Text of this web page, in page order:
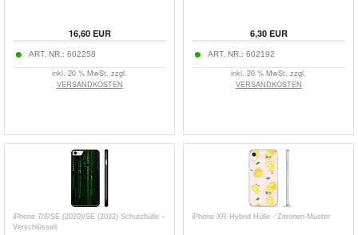
16,60 EUR
ART. NR.: 602258
inkl. 20 % MwSt. zzgl.
VERSANDKOSTEN
6,30 EUR
ART. NR.: 602192
inkl. 20 % MwSt. zzgl.
VERSANDKOSTEN
iPhone 7/8/SE (2020)/SE (2022) Schutzhülle -
Verschlüsselt
iPhone XR Hybrid Hülle - Zitronen-Muster